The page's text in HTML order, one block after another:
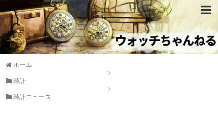
ホーム
時計
時計ニュース